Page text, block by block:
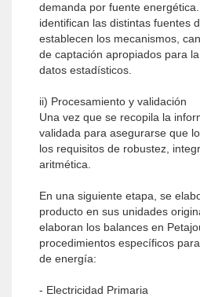
demanda por fuente
identifican las distintas fuentes
establecen los mecanismos,
de captación apropiados para
datos estadísticos.
ii) Procesamiento y validación
Una vez que se recopila la
validada para asegurarse que
los requisitos de robustez,
aritmética.
En una siguiente etapa, se
producto en sus unidades
elaboran los balances en
procedimientos específicos
de energía:
- Electricidad Primaria